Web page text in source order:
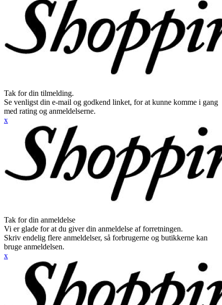
Tak for din tilmelding.
Se venligst din e-mail og godkend linket, for at kunne komme i gang
med rating og anmeldelserne.
x
Tak for din anmeldelse
Vi er glade for at du giver din anmeldelse af forretningen.
Skriv endelig flere anmeldelser, så forbrugerne og butikkerne kan
bruge anmeldelsen.
x